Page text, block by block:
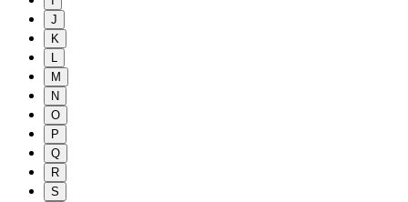
J
K
L
M
N
O
P
Q
R
S